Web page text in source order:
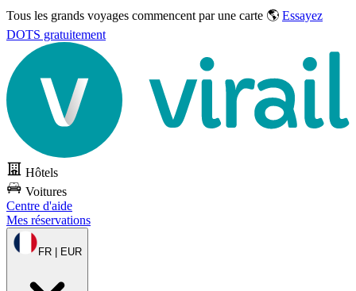
Tous les grands voyages commencent par une carte 🌎 Essayez
DOTS gratuitement
Hôtels
Voitures
Centre d'aide
Mes réservations
FR | EUR